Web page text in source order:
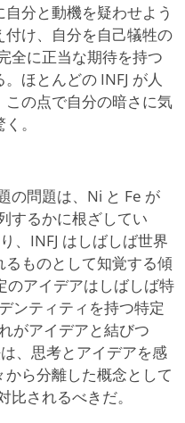
分と動機を疑わせよう
付け、自分を自己犠牲の
全に正当な期待を持つ
ほとんどの INFJ が人
の点で自分の暗さに気
。
の問題は、Ni と Fe が
するかに根ざしてい
、INFJ はしばしば世界
ものとして知覚する傾
のアイデアはしばしば特
ンティティを持つ特定
がアイデアと結びつ
、思考とアイデアを感
ら分離した概念として
比されるべきだ。